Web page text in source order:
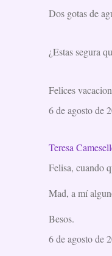
Dos gotas de
¿Estas segura
Felices
6 de agosto de
Teresa
Felisa, cuando
Mad, a mí
Besos.
6 de agosto de